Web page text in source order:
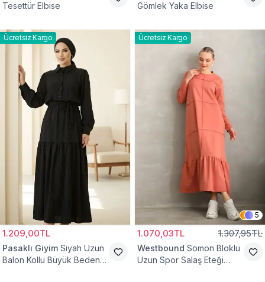
Tesettür Elbise
Gömlek Yaka Elbise
Ücretsiz Kargo
1.209,00TL
Pasaklı Giyim Siyah Uzun
Balon Kollu Büyük Beden
Ücretsiz Kargo
5
1.070,03TL 1.307,95TL
Westbound Somon Bloklu
Uzun Spor Salaş Eteği